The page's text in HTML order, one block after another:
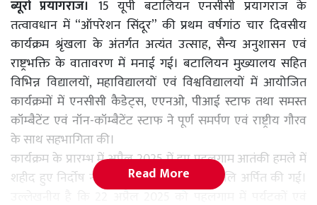
ब्यूरो प्रयागराज। 15 यूपी बटालियन एनसीसी प्रयागराज के
तत्वावधान में “ऑपरेशन सिंदूर” की प्रथम वर्षगांठ चार दिवसीय
कार्यक्रम श्रृंखला के अंतर्गत अत्यंत उत्साह, सैन्य अनुशासन एवं
राष्ट्रभक्ति के वातावरण में मनाई गई। बटालियन मुख्यालय सहित
विभिन्न विद्यालयों, महाविद्यालयों एवं विश्वविद्यालयों में आयोजित
कार्यक्रमों में एनसीसी कैडेट्स, एएनओ, पीआई स्टाफ तथा समस्त
कॉम्बैटेंट एवं नॉन-कॉम्बैटेंट स्टाफ ने पूर्ण समर्पण एवं राष्ट्रीय गौरव
के साथ सहभागिता की।
कार्यक्रम के प्रारम्भ में अप्रैल 2025 में हुए पहलगाम आतंकी हमले में
शहीद हुए निर्दोष नागरिकों को भावभीनी श्रद्धांजलि अर्पित की गई।
Read More